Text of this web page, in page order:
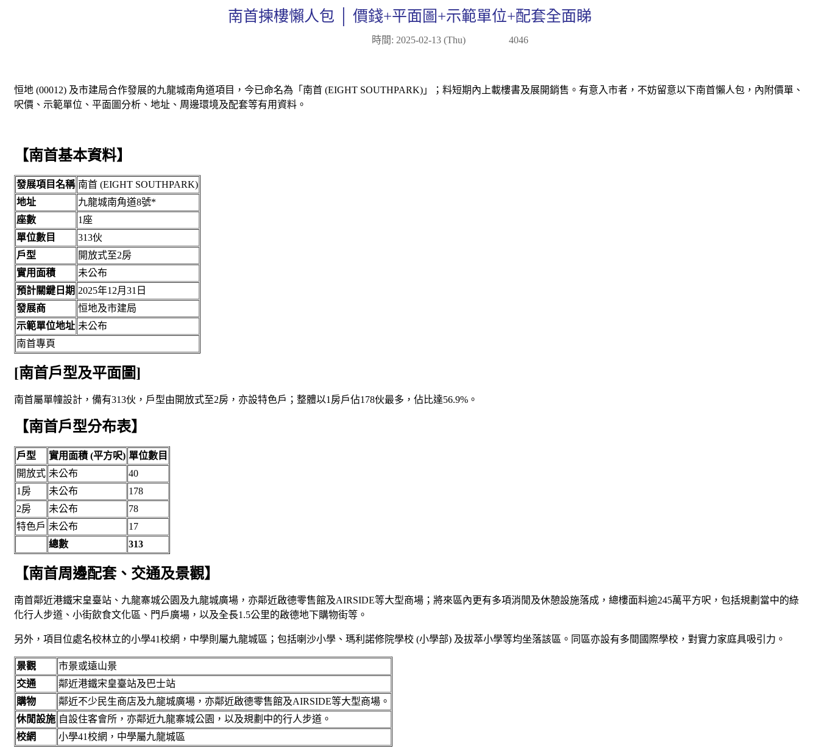
南首揀樓懶人包 │ 價錢+平面圖+示範單位+配套全面睇
時間: 2025-02-13 (Thu) 4046
恒地 (00012) 及市建局合作發展的九龍城南角道項目，今已命名為「南首 (EIGHT SOUTHPARK)」；料短期內上載樓書及展開銷售。有意入市者，不妨留意以下南首懶人包，內附價單、
呎價、示範單位、平面圖分析、地址、周邊環境及配套等有用資料。
【南首基本資料】
發展項目名稱 南首 (EIGHT SOUTHPARK)
地址
九龍城南角道8號*
座數
1座
單位數目
313伙
戶型
開放式至2房
實用面積
未公布
預計關鍵日期 2025年12月31日
發展商
恒地及市建局
示範單位地址 未公布
南首專頁
[南首戶型及平面圖]
南首屬單幢設計，備有313伙，戶型由開放式至2房，亦設特色戶；整體以1房戶佔178伙最多，佔比達56.9%。
【南首戶型分布表】
戶型 實用面積 (平方呎) 單位數目
開放式 未公布
40
1房
未公布
178
2房
未公布
78
特色戶 未公布
17
總數
313
【南首周邊配套、交通及景觀】
南首鄰近港鐵宋皇臺站、九龍寨城公園及九龍城廣場，亦鄰近啟德零售館及AIRSIDE等大型商場；將來區內更有多項消閒及休憩設施落成，總樓面料逾245萬平方呎，包括規劃當中的綠
化行人步道、小街飲食文化區、門戶廣場，以及全長1.5公里的啟德地下購物街等。
另外，項目位處名校林立的小學41校網，中學則屬九龍城區；包括喇沙小學、瑪利諾修院學校 (小學部) 及拔萃小學等均坐落該區。同區亦設有多間國際學校，對實力家庭具吸引力。
景觀
市景或遠山景
交通
鄰近港鐵宋皇臺站及巴士站
購物
鄰近不少民生商店及九龍城廣場，亦鄰近啟德零售館及AIRSIDE等大型商場。
休閒設施 自設住客會所，亦鄰近九龍寨城公園，以及規劃中的行人步道。
校網
小學41校網，中學屬九龍城區